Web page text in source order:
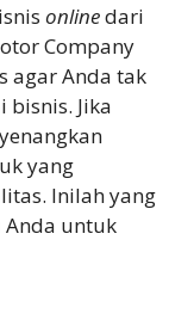
onlinedari
Company
agar Anda tak
Jika
yang
Inilah yang
Anda untuk